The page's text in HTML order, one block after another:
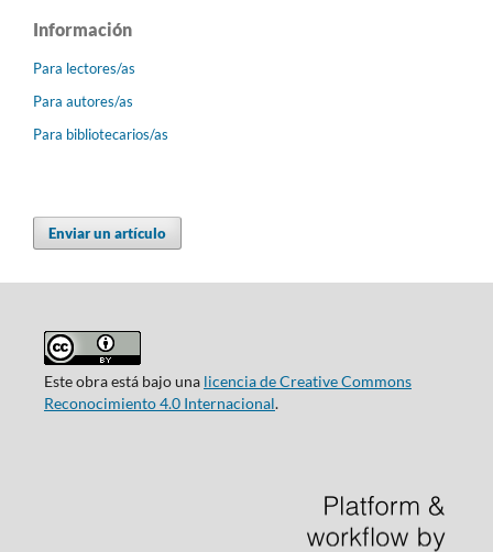
Información
Para lectores/as
Para autores/as
Para bibliotecarios/as
Enviar un artículo
Este obra está bajo una licencia de Creative Commons
Reconocimiento 4.0 Internacional.